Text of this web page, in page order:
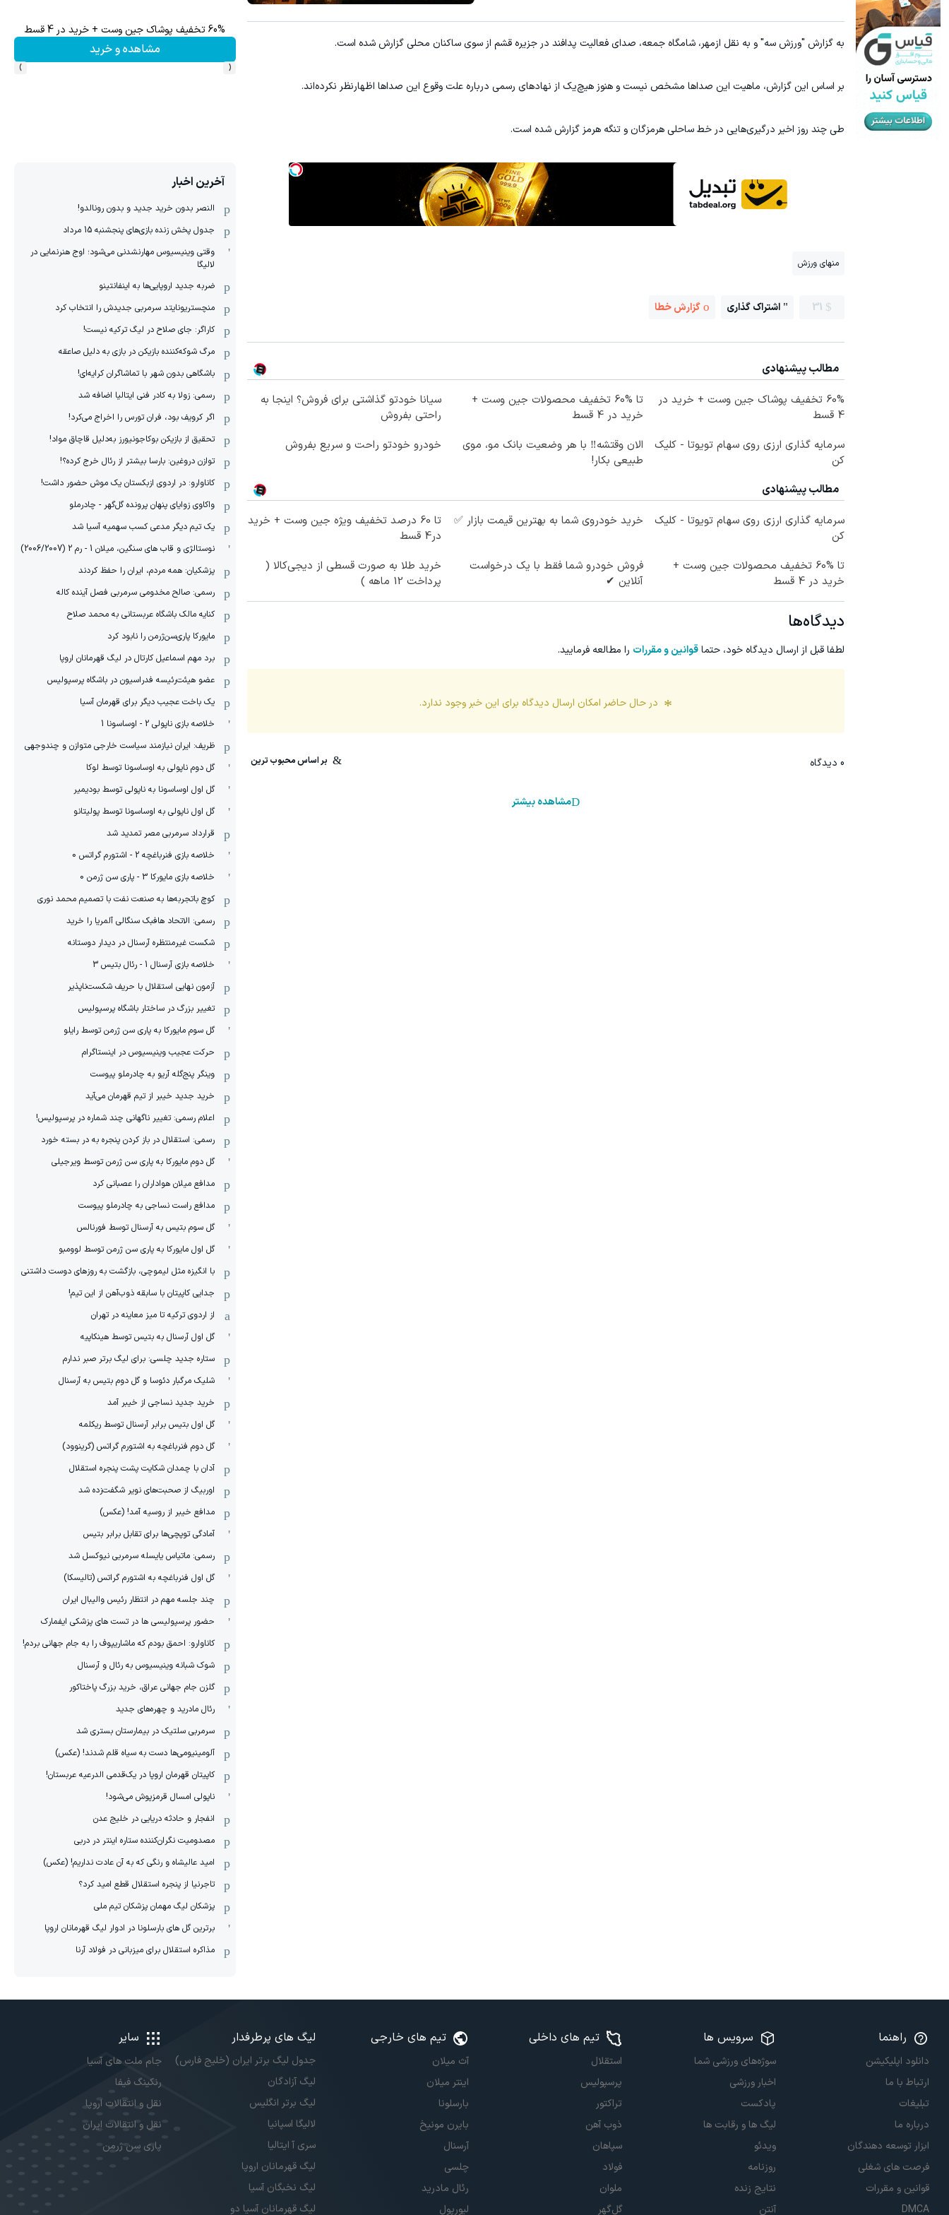
به گزارش "ورزش سه" و به نقل ازمهر، شامگاه جمعه، صدای فعالیت پدافند در جزیره قشم از سوی ساکنان محلی گزارش شده است.
بر اساس این گزارش، ماهیت این صداها مشخص نیست و هنوز هیچ‌یک از نهادهای رسمی درباره علت وقوع این صداها اظهارنظر نکرده‌اند.
طی چند روز اخیر درگیری‌هایی در خط ساحلی هرمزگان و تنگه هرمز گزارش شده است.
منهای ورزش
31 اشتراک گذاری گزارش خطا
مطالب پیشنهادی
60% تخفیف پوشاک جین وست + خرید در
4 قسط
تا %60 تخفیف محصولات جین وست +
خرید در 4 قسط
سیانا خودتو گذاشتی برای فروش؟ اینجا به
راحتی بفروش
سرمایه گذاری ارزی روی سهام تویوتا - کلیک
کن
الان وقتشه‼️ با هر وضعیت بانک مو، موی
طبیعی بکار!
خودرو خودتو راحت و سریع بفروش
مطالب پیشنهادی
سرمایه گذاری ارزی روی سهام تویوتا - کلیک
کن
خرید خودروی شما به بهترین قیمت بازار ✅
تا 60 درصد تخفیف ویژه جین وست + خرید
در4 قسط
تا %60 تخفیف محصولات جین وست +
خرید در 4 قسط
فروش خودرو شما فقط با یک درخواست
آنلاین ✔
خرید طلا به صورت قسطی از دیجی‌کالا (
پرداخت 12 ماهه )
دیدگاه‌ها
لطفا قبل از ارسال دیدگاه خود، حتماقوانین و مقررات را مطالعه فرمایید.
در حال حاضر امکان ارسال دیدگاه برای این خبروجود ندارد.
0 دیدگاه
مشاهده بیشتر
60% تخفیف پوشاک جین وست + خرید در 4 قسط
مشاهده و خرید
‹
›
آخرین اخبار
النصر بدون خرید جدید و بدون رونالدو!
جدول پخش زنده بازی‌های پنجشنبه 15 مرداد
وقتی وینیسیوس مهارنشدنی می‌شود؛ اوج هنرنمایی در
لالیگا
ضربه جدید اروپایی‌ها به اینفانتینو
منچستریونایتد سرمربی جدیدش را انتخاب کرد
کاراگر: جای صلاح در لیگ ترکیه نیست!
مرگ شوکه‌کننده بازیکن در بازی به دلیل صاعقه
باشگاهی بدون شهر با تماشاگران کرایه‌ای!
رسمی: زولا به کادر فنی ایتالیا اضافه شد
اگر کرویف بود، فران تورس را اخراج می‌کرد!
تحقیق از بازیکن بوکاجونیورز به‌دلیل قاچاق مواد!
توازن دروغین: بارسا بیشتر از رئال خرج کرده؟!
کاناوارو: در اردوی ازبکستان یک موش حضور داشت!
واکاوی زوایای پنهان پرونده گل‌گهر - چادرملو
یک تیم دیگر مدعی کسب سهمیه آسیا شد
نوستالژی و قاب های سنگین، میلان 1 - رم 2 (2006/2007)
پزشکیان: همه مردم، ایران را حفظ کردند
رسمی: صالح مخدومی سرمربی فصل آینده کاله
کنایه مالک باشگاه عربستانی به محمد صلاح
مایورکا پاری‌سن‌ژرمن را نابود کرد
برد مهم اسماعیل کارتال در لیگ قهرمانان اروپا
عضو هیئت‌رئیسه فدراسیون در باشگاه پرسپولیس
یک باخت عجیب دیگر برای قهرمان آسیا
خلاصه بازی ناپولی 2 - اوساسونا 1
ظریف: ایران نیازمند سیاست خارجی متوازن و چندوجهی
گل دوم ناپولی به اوساسونا توسط لوکا
گل اول اوساسونا به ناپولی توسط بودیمیر
گل اول ناپولی به اوساسونا توسط پولیتانو
قرارداد سرمربی مصر تمدید شد
خلاصه بازی فنرباغچه 2 - اشتورم گراتس 0
خلاصه بازی مایورکا 3 - پاری سن ژرمن 0
کوچ باتجربه‌ها به صنعت نفت با تصمیم محمد نوری
رسمی: الاتحاد هافبک سنگالی آلمریا را خرید
شکست غیرمنتظره آرسنال در دیدار دوستانه
خلاصه بازی آرسنال 1 - رئال بتیس 3
آزمون نهایی استقلال با حریف شکست‌ناپذیر
تغییر بزرگ در ساختار باشگاه پرسپولیس
گل سوم مایورکا به پاری سن ژرمن توسط رایلو
حرکت عجیب وینیسیوس در اینستاگرام
وینگر پنج‌گله آریو به چادرملو پیوست
خرید جدید خیبر از تیم قهرمان می‌آید
اعلام رسمی: تغییر ناگهانی چند شماره در پرسپولیس!
رسمی: استقلال در باز کردن پنجره به در بسته خورد
گل دوم مایورکا به پاری سن ژرمن توسط ویرجیلی
مدافع میلان هواداران را عصبانی کرد
مدافع راست نساجی به چادرملو پیوست
گل سوم بتیس به آرسنال توسط فورنالس
گل اول مایورکا به پاری سن ژرمن توسط لوومبو
با انگیزه مثل لیموچی، بازگشت به روزهای دوست داشتنی
جدایی کاپیتان با سابقه ذوب‌آهن از این تیم!
از اردوی ترکیه تا میز معاینه در تهران
گل اول آرسنال به بتیس توسط هینکاپیه
ستاره جدید چلسی: برای لیگ برتر صبر ندارم
شلیک مرگبار دئوسا و گل دوم بتیس به آرسنال
خرید جدید نساجی از خیبر آمد
گل اول بتیس برابر آرسنال توسط ریکلمه
گل دوم فنرباغچه به اشتورم گراتس (گرینوود)
آدان با چمدان شکایت پشت پنجره استقلال
اوربیگ از صحبت‌های نویر شگفت‌زده شد
مدافع خیبر از روسیه آمد! (عکس)
آمادگی توپچی‌ها برای تقابل برابر بتیس
رسمی: ماتیاس یایسله سرمربی نیوکسل شد
گل اول فنرباغچه به اشتورم گراتس (تالیسکا)
چند جلسه مهم در انتظار رئیس والیبال ایران
حضور پرسپولیسی ها در تست های پزشکی ایفمارک
کاناوارو: احمق بودم که ماشاریپوف را به جام جهانی بردم!
شوک شبانه وینیسیوس به رئال و آرسنال
گلزن جام جهانی عراق، خرید بزرگ پاختاکور
رئال مادرید و چهره‌های جدید
سرمربی سلتیک در بیمارستان بستری شد
آلومینیومی‌ها دست به سیاه قلم شدند! (عکس)
کاپیتان قهرمان اروپا در یک‌قدمی الدرعیه عربستان!
ناپولی امسال قرمزپوش می‌شود!
انفجار و حادثه دریایی در خلیج عدن
مصدومیت نگران‌کننده ستاره اینتر در دربی
امید عالیشاه و رنگی که به آن عادت نداریم! (عکس)
تاجرنیا از پنجره استقلال قطع امید کرد؟
پزشکان لیگ مهمان پزشکان تیم ملی
برترین گل های بارسلونا در ادوار لیگ قهرمانان اروپا
مذاکره استقلال برای میزبانی در فولاد آرنا
راهنما
دانلود اپلیکیشن
ارتباط با ما
تبلیغات
درباره ما
ابزار توسعه دهندگان
فرصت های شغلی
قوانین و مقررات
DMCA
سرویس ها
سوژه‌های ورزشی شما
اخبار ورزشی
پادکست
لیگ ها و رقابت ها
ویدئو
روزنامه
نتایج زنده
آنتن
تیم های داخلی
استقلال
پرسپولیس
تراکتور
ذوب آهن
سپاهان
فولاد
ملوان
گل‌گهر
تیم های خارجی
آث میلان
اینتر میلان
بارسلونا
بایرن مونیخ
آرسنال
چلسی
رئال مادرید
لیورپول
لیگ های پرطرفدار
جدول لیگ برتر ایران (خلیج فارس)
لیگ آزادگان
لیگ برتر انگلیس
لالیگا اسپانیا
سری آ ایتالیا
لیگ قهرمانان اروپا
لیگ نخبگان آسیا
لیگ قهرمانان آسیا دو
سایر
جام ملت های آسیا
رنکینگ فیفا
نقل و انتقالات اروپا
نقل و انتقالات ایران
پاری سن ژرمن